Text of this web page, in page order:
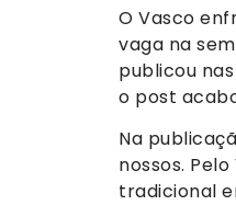
O Vasco
vaga na
publicou
o post
Na
nossos.
tradicional